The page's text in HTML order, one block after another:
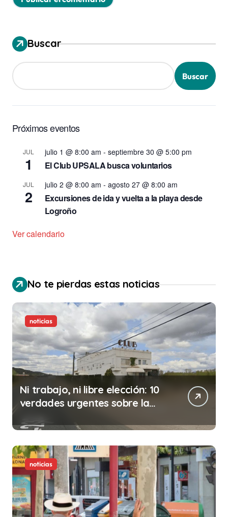
Buscar
Buscar
Próximos eventos
JUL
1
julio 1 @ 8:00 am - septiembre 30 @ 5:00 pm
El Club UPSALA busca voluntarios
JUL
2
julio 2 @ 8:00 am - agosto 27 @ 8:00 am
Excursiones de ida y vuelta a la playa desde
Logroño
Ver calendario
No te pierdas estas noticias
noticias
Ni trabajo, ni libre elección: 10
verdades urgentes sobre la
noticias